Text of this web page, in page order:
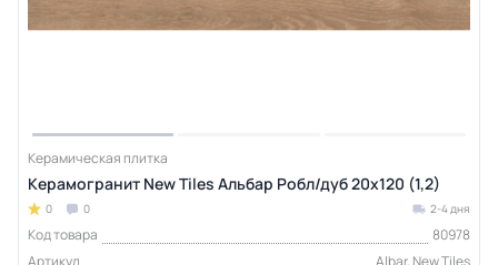
Керамическая плитка
Керамогранит New Tiles Альбар Робл/дуб 20x120 (1,2)
0 0 2-4 дня
Код товара
80978
Артикул
Albar, New Tiles